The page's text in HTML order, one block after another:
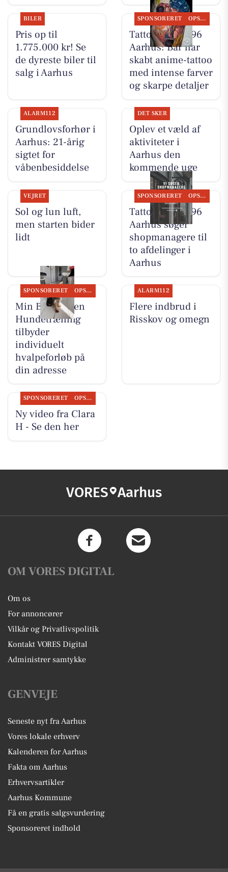
BILER
Pris op til
1.775.000 kr! Se
de dyreste biler til
salg i Aarhus
SPONSORERET OPSLAGSTAVLEN
Tattoo Studio 96
Aarhus: Bar har
skabt anime-tattoo
med intense farver
og skarpe detaljer
ALARM112
Grundlovsforhør i
Aarhus: 21-årig
sigtet for
våbenbesiddelse
DET SKER
Oplev et væld af
aktiviteter i
Aarhus den
kommende uge
VEJRET
Sol og lun luft,
men starten bider
lidt
SPONSORERET OPSLAGSTAVLEN
Tattoo Studio 96
Aarhus søger
shopmanagere til
to afdelinger i
Aarhus
SPONSORERET OPSLAGSTAVLEN
Min Bedste Ven
Hundetræning
tilbyder
individuelt
hvalpeforløb på
din adresse
ALARM112
Flere indbrud i
Risskov og omegn
SPONSORERET OPSLAGSTAVLEN
Ny video fra Clara
H - Se den her
VORES Aarhus
OM VORES DIGITAL
Om os
For annoncører
Vilkår og Privatlivspolitik
Kontakt VORES Digital
Administrer samtykke
GENVEJE
Seneste nyt fra Aarhus
Vores lokale erhverv
Kalenderen for Aarhus
Fakta om Aarhus
Erhvervsartikler
Aarhus Kommune
Få en gratis salgsvurdering
Sponsoreret indhold